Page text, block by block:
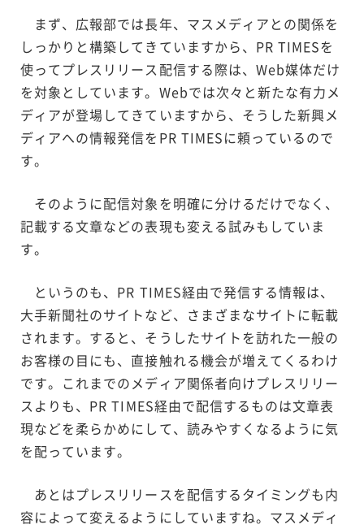
まず、広報部では長年、マスメディアとの関係を
しっかりと構築してきていますから、PR TIMESを
使ってプレスリリース配信する際は、Web媒体だけ
を対象としています。Webでは次々と新たな有力メ
ディアが登場してきていますから、そうした新興メ
ディアへの情報発信をPR TIMESに頼っているので
す。
そのように配信対象を明確に分けるだけでなく、
記載する文章などの表現も変える試みもしていま
す。
というのも、PR TIMES経由で発信する情報は、
大手新聞社のサイトなど、さまざまなサイトに転載
されます。すると、そうしたサイトを訪れた一般の
お客様の目にも、直接触れる機会が増えてくるわけ
です。これまでのメディア関係者向けプレスリリー
スよりも、PR TIMES経由で配信するものは文章表
現などを柔らかめにして、読みやすくなるように気
を配っています。
あとはプレスリリースを配信するタイミングも内
容によって変えるようにしていますね。マスメディ